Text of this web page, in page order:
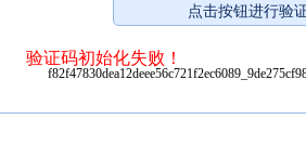
验证码初始化失败！